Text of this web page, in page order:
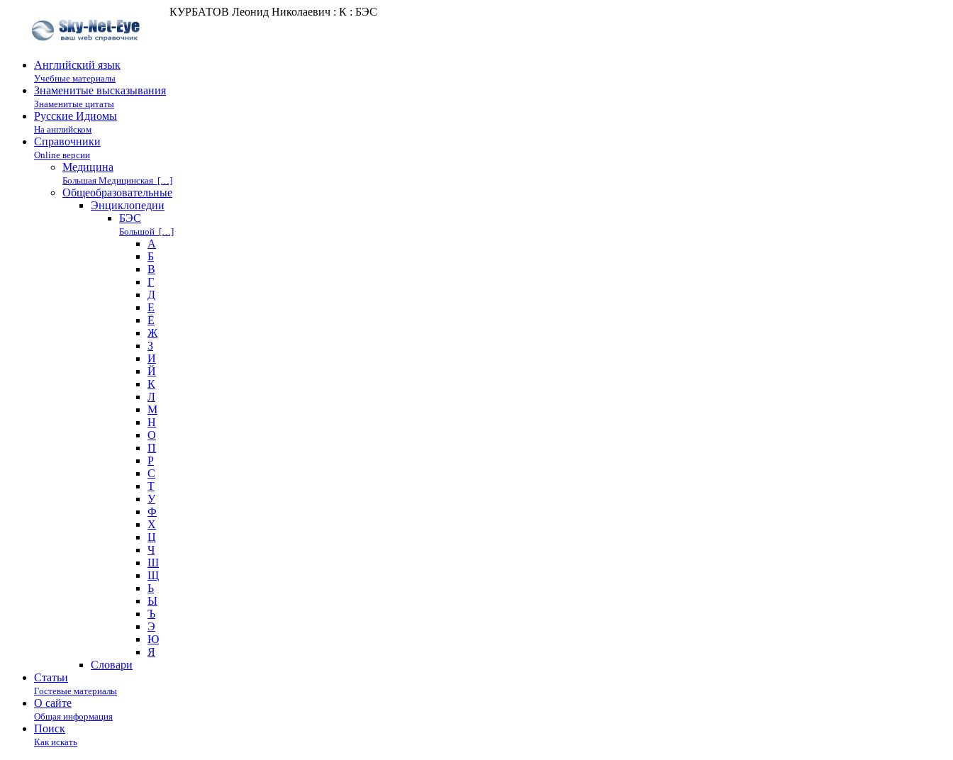
КУРБАТОВ Леонид Николаевич : К : БЭС
Английский язык
Учебные материалы
Знаменитые высказывания
Знаменитые цитаты
Русские Идиомы
На английском
Справочники
Online версии
Медицина
Большая Медицинская […]
Общеобразовательные
Энциклопедии
БЭС
Большой […]
А
Б
В
Г
Д
Е
Ё
Ж
З
И
Й
К
Л
М
Н
О
П
Р
С
Т
У
Ф
Х
Ц
Ч
Ш
Щ
Ь
Ы
Ъ
Э
Ю
Я
Cловари
Статьи
Гостевые материалы
О сайте
Общая информация
Поиск
Как искать